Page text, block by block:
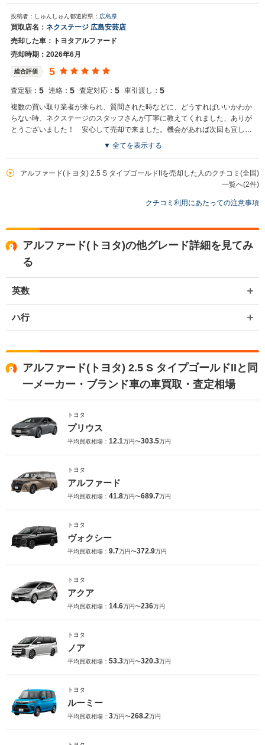
度はネクステージをご利用いただきまして誠にありがとうございまし
た。 弊社スタッフの接客をお褒め頂き光栄です。 今後もご満足いただ
けるよう精進してまいります。 スタッフ一同、またのご利用お待ちし
ております。
投稿者：しゅんしゅん都道府県： 広島県
買取店名： ネクステージ 広島安芸店
売却した車：トヨタアルファード
売却時期：2026年6月
総合評価 5
査定額： 5 連絡： 5 査定対応： 5 車引渡し： 5
複数の買い取り業者が来られ、質問された時などに、どうすればいいかわか
らない時、ネクステージのスタッフさんが丁寧に教えてくれました、ありが
とうございました！ 安心して売却で来ました。機会があれば次回も宜しく
買取店からの返信
お世話になっております。株式会社ネクステージでございます。この
度はネクステージをご利用いただきまして誠にありがとうございまし
けるよう精進してまいります。スタッフ一同、またのご利用お待ちし
▼ 全てを表示する
アルファード(トヨタ) 2.5 S タイプゴールドIIを売却した人のクチコミ(全国)
一覧へ(2件)
クチコミ利用にあたっての注意事項
アルファード(トヨタ)の他グレード詳細を見てみ
る
英数
ハ行
アルファード(トヨタ) 2.5 S タイプゴールドIIと同
一メーカー・ブランド車の車買取・査定相場
トヨタ
プリウス
平均買取相場： 12.1万円〜303.5万円
トヨタ
アルファード
平均買取相場： 41.8万円〜689.7万円
トヨタ
ヴォクシー
平均買取相場： 9.7万円〜372.9万円
トヨタ
アクア
平均買取相場： 14.6万円〜236万円
トヨタ
ノア
平均買取相場： 53.3万円〜320.3万円
トヨタ
ルーミー
平均買取相場： 3万円〜268.2万円